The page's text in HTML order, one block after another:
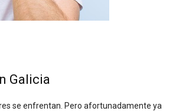
Galicia
se enfrentan. Pero afortunadamente ya